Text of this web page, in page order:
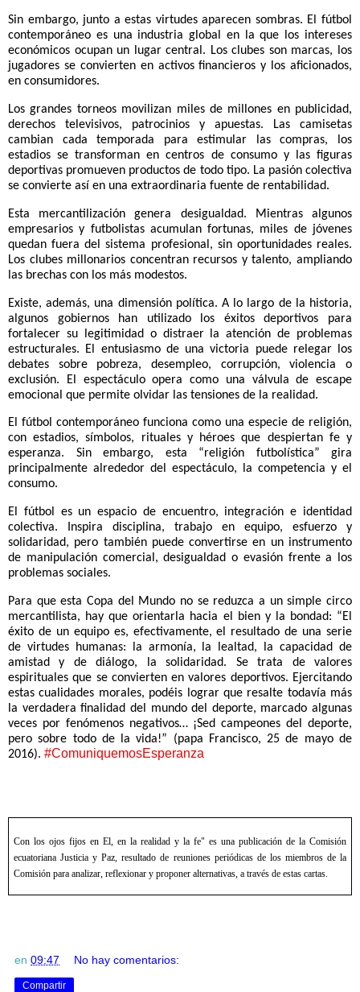
Sin embargo, junto a estas virtudes aparecen sombras. El fútbol
contemporáneo es una industria global en la que los intereses
económicos ocupan un lugar central. Los clubes son marcas, los
jugadores se convierten en activos financieros y los aficionados,
en consumidores.
Los grandes torneos movilizan miles de millones en publicidad,
derechos televisivos, patrocinios y apuestas. Las camisetas
cambian cada temporada para estimular las compras, los
estadios se transforman en centros de consumo y las figuras
deportivas promueven productos de todo tipo. La pasión colectiva
se convierte así en una extraordinaria fuente de rentabilidad.
Esta mercantilización genera desigualdad. Mientras algunos
empresarios y futbolistas acumulan fortunas, miles de jóvenes
quedan fuera del sistema profesional, sin oportunidades reales.
Los clubes millonarios concentran recursos y talento, ampliando
las brechas con los más modestos.
Existe, además, una dimensión política. A lo largo de la historia,
algunos gobiernos han utilizado los éxitos deportivos para
fortalecer su legitimidad o distraer la atención de problemas
estructurales. El entusiasmo de una victoria puede relegar los
debates sobre pobreza, desempleo, corrupción, violencia o
exclusión. El espectáculo opera como una válvula de escape
emocional que permite olvidar las tensiones de la realidad.
El fútbol contemporáneo funciona como una especie de religión,
con estadios, símbolos, rituales y héroes que despiertan fe y
esperanza. Sin embargo, esta “religión futbolística” gira
principalmente alrededor del espectáculo, la competencia y el
consumo.
El fútbol es un espacio de encuentro, integración e identidad
colectiva. Inspira disciplina, trabajo en equipo, esfuerzo y
solidaridad, pero también puede convertirse en un instrumento
de manipulación comercial, desigualdad o evasión frente a los
problemas sociales.
Para que esta Copa del Mundo no se reduzca a un simple circo
mercantilista, hay que orientarla hacia el bien y la bondad: “El
éxito de un equipo es, efectivamente, el resultado de una serie
de virtudes humanas: la armonía, la lealtad, la capacidad de
amistad y de diálogo, la solidaridad. Se trata de valores
espirituales que se convierten en valores deportivos. Ejercitando
estas cualidades morales, podéis lograr que resalte todavía más
la verdadera finalidad del mundo del deporte, marcado algunas
veces por fenómenos negativos… ¡Sed campeones del deporte,
pero sobre todo de la vida!” (papa Francisco, 25 de mayo de
2016). #ComuniquemosEsperanza
Con los ojos fijos en El, en la realidad y la fe" es una publicación de la Comisión
ecuatoriana Justicia y Paz, resultado de reuniones periódicas de los miembros de la
Comisión para analizar, reflexionar y proponer alternativas, a través de estas cartas.
en 09:47 No hay comentarios:
Compartir